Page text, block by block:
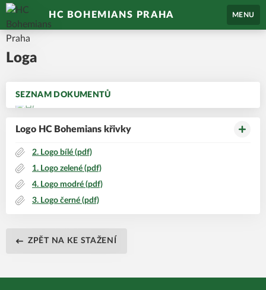
HC BOHEMIANS PRAHA MENU
Loga
SEZNAM DOKUMENTŮ
Logo HC Bohemians křivky
2. Logo bílé (pdf)
1. Logo zelené (pdf)
4. Logo modré (pdf)
3. Logo černé (pdf)
ZPĚT NA KE STAŽENÍ